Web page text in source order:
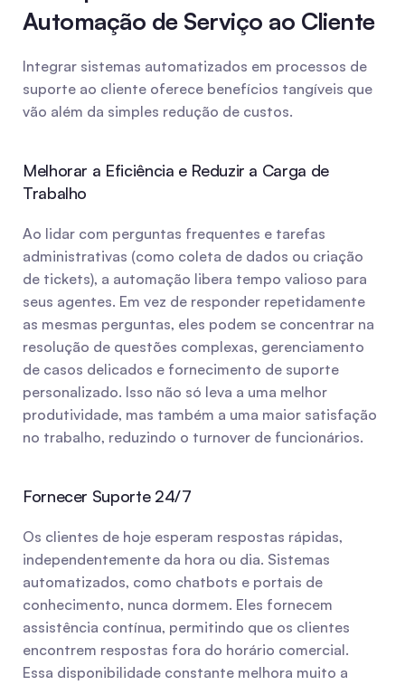
Automação de Serviço ao Cliente
Integrar sistemas automatizados em processos de
suporte ao cliente oferece benefícios tangíveis que
vão além da simples redução de custos.
Melhorar a Eficiência e Reduzir a Carga de
Trabalho
Ao lidar com perguntas frequentes e tarefas
administrativas (como coleta de dados ou criação
de tickets), a automação libera tempo valioso para
seus agentes. Em vez de responder repetidamente
as mesmas perguntas, eles podem se concentrar na
resolução de questões complexas, gerenciamento
de casos delicados e fornecimento de suporte
personalizado. Isso não só leva a uma melhor
produtividade, mas também a uma maior satisfação
no trabalho, reduzindo o turnover de funcionários.
Fornecer Suporte 24/7
Os clientes de hoje esperam respostas rápidas,
independentemente da hora ou dia. Sistemas
automatizados, como chatbots e portais de
conhecimento, nunca dormem. Eles fornecem
assistência contínua, permitindo que os clientes
encontrem respostas fora do horário comercial.
Essa disponibilidade constante melhora muito a